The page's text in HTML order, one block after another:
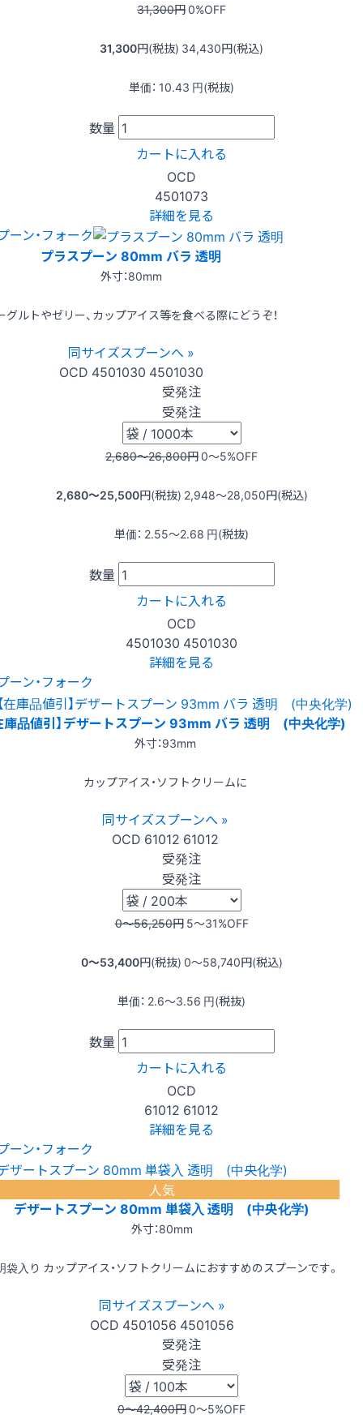
31,300円0%OFF
31,300円(税抜) 34,430円(税込)
単価： 10.43 円(税抜)
数量
カートに入れる
OCD
4501073
詳細を見る
ーン・フォーク
プラスプーン 80mm バラ 透明
外寸：80mm
グルトやゼリー、カップアイス等を食べる際にどうぞ！
同サイズスプーンへ »
OCD 4501030 4501030
受発注
受発注
2,680〜26,800円0〜5%OFF
2,680〜25,500円(税抜) 2,948〜28,050円(税込)
単価： 2.55〜2.68 円(税抜)
数量
カートに入れる
OCD
4501030 4501030
詳細を見る
ーン・フォーク
庫品値引】デザートスプーン 93mm バラ 透明 (中央化学)
外寸：93mm
カップアイス・ソフトクリームに
同サイズスプーンへ »
OCD 61012 61012
受発注
受発注
0〜56,250円 5〜31%OFF
0〜53,400円(税抜) 0〜58,740円(税込)
単価： 2.6〜3.56 円(税抜)
数量
カートに入れる
OCD
61012 61012
詳細を見る
ーン・フォーク
人気
デザートスプーン 80mm 単袋入 透明 (中央化学)
外寸：80mm
袋入り カップアイス・ソフトクリームにおすすめのスプーンです。
同サイズスプーンへ »
OCD 4501056 4501056
受発注
受発注
0〜42,400円0〜5%OFF